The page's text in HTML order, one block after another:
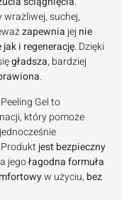
wrażliwej, suchej,
zapewnia jej nie
i regenerację. Dzięki
gładsza, bardziej
.
Gel to
który pomoże
Produkt jest bezpieczny
jegołagodna formuła
w użyciu, bez